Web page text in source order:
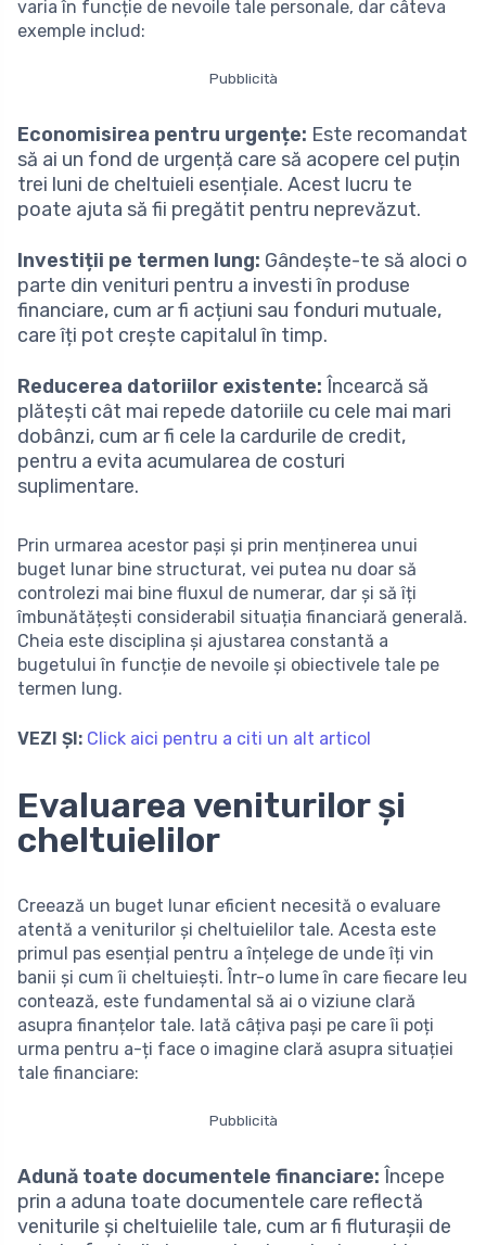
varia în funcție de nevoile tale personale, dar câteva
exemple includ:
Pubblicità
Economisirea pentru urgențe: Este recomandat
să ai un fond de urgență care să acopere cel puțin
trei luni de cheltuieli esențiale. Acest lucru te
poate ajuta să fii pregătit pentru neprevăzut.
Investiții pe termen lung: Gândește-te să aloci o
parte din venituri pentru a investi în produse
financiare, cum ar fi acțiuni sau fonduri mutuale,
care îți pot crește capitalul în timp.
Reducerea datoriilor existente: Încearcă să
plătești cât mai repede datoriile cu cele mai mari
dobânzi, cum ar fi cele la cardurile de credit,
pentru a evita acumularea de costuri
suplimentare.
Prin urmarea acestor pași și prin menținerea unui
buget lunar bine structurat, vei putea nu doar să
controlezi mai bine fluxul de numerar, dar și să îți
îmbunătățești considerabil situația financiară generală.
Cheia este disciplina și ajustarea constantă a
bugetului în funcție de nevoile și obiectivele tale pe
termen lung.
VEZI ȘI: Click aici pentru a citi un alt articol
Evaluarea veniturilor și
cheltuielilor
Creează un buget lunar eficient necesită o evaluare
atentă a veniturilor și cheltuielilor tale. Acesta este
primul pas esențial pentru a înțelege de unde îți vin
banii și cum îi cheltuiești. Într-o lume în care fiecare leu
contează, este fundamental să ai o viziune clară
asupra finanțelor tale. Iată câțiva pași pe care îi poți
urma pentru a-ți face o imagine clară asupra situației
tale financiare:
Pubblicità
Adună toate documentele financiare: Începe
prin a aduna toate documentele care reflectă
veniturile și cheltuielile tale, cum ar fi fluturașii de